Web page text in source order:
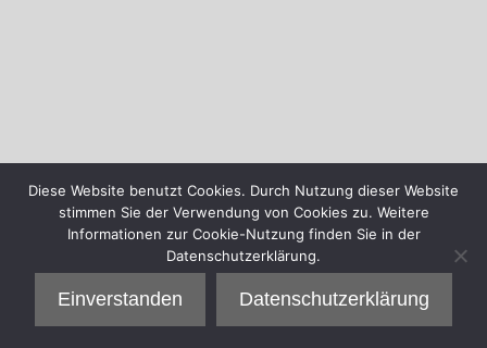
Diese Website benutzt Cookies. Durch Nutzung dieser Website
stimmen Sie der Verwendung von Cookies zu. Weitere
Informationen zur Cookie-Nutzung finden Sie in der
Datenschutzerklärung.
Einverstanden Datenschutzerklärung